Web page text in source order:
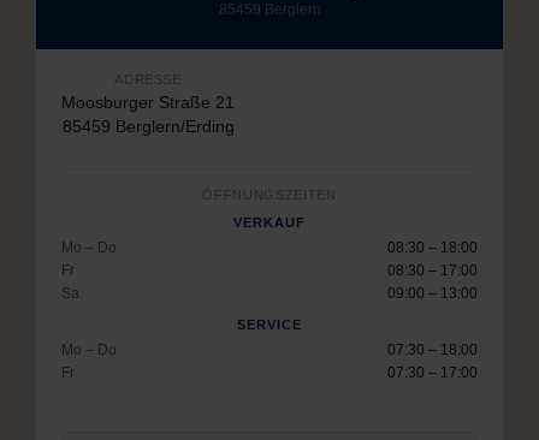
85459 Berglern
ADRESSE
Moosburger Straße 21
85459 Berglern/Erding
ÖFFNUNGSZEITEN
VERKAUF
Mo – Do
08:30 – 18:00
Fr
08:30 – 17:00
Sa
09:00 – 13:00
SERVICE
Mo – Do
07:30 – 18:00
Fr
07:30 – 17:00